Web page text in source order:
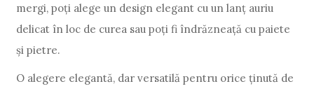
mergi, poți alege un design elegant cu un lanț auriu
delicat în loc de curea sau poți fi îndrăzneață cu paiete
și pietre.
O alegere elegantă, dar versatilă pentru orice ținută de